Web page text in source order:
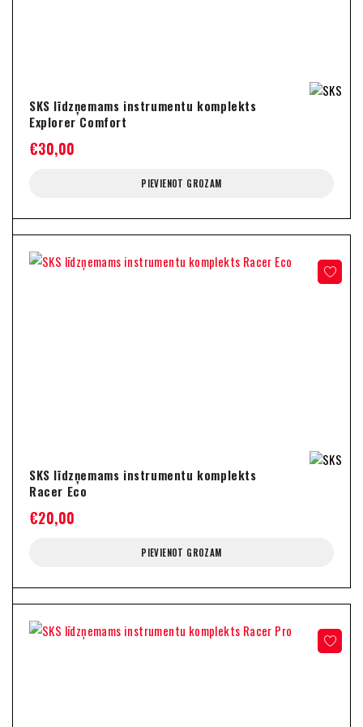
SKS līdzņemams instrumentu komplekts
Explorer Comfort
€30,00
PIEVIENOT GROZAM
SKS līdzņemams instrumentu komplekts
Racer Eco
€20,00
PIEVIENOT GROZAM